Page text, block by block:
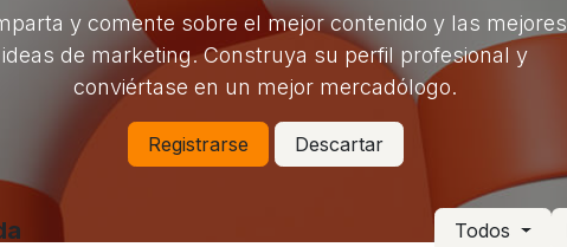
y comente sobre el mejor contenido y las mejores
ideas de marketing. Construya su perfil profesional y
conviértase en un mejor mercadólogo.
Registrarse Descartar
Todos